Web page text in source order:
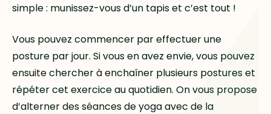
simple : munissez-vous d’un tapis et c’est tout !
Vous pouvez commencer par effectuer une
posture par jour. Si vous en avez envie, vous pouvez
ensuite chercher à enchaîner plusieurs postures et
répéter cet exercice au quotidien. On vous propose
d’alterner des séances de yoga avec de la